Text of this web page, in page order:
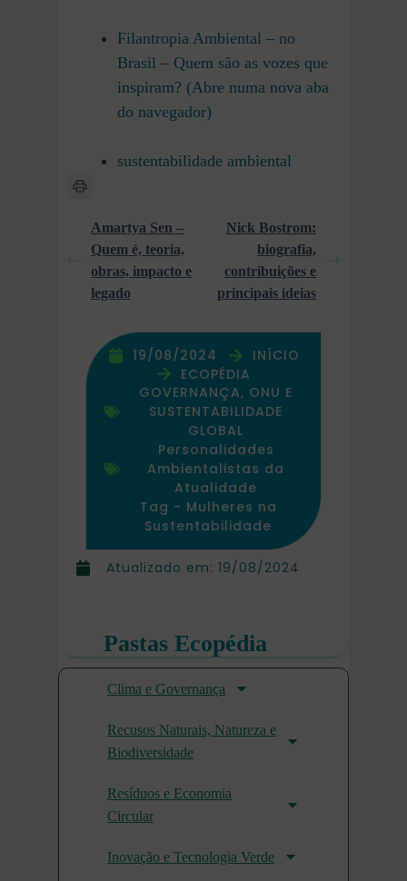
Atualizado em: 19/08/2024
Filantropia Ambiental – no
Brasil – Quem são as vozes que
inspiram? (Abre numa nova aba
do navegador)
sustentabilidade ambiental
Amartya Sen –
Quem é, teoria,
obras, impacto e
legado
Nick Bostrom:
biografia,
contribuições e
principais ideias
19/08/2024
INÍCIO
ECOPÉDIA
GOVERNANÇA, ONU E
SUSTENTABILIDADE
GLOBAL
Personalidades
Ambientalistas da
Atualidade
Tag - Mulheres na
Sustentabilidade
Pastas Ecopédia
Clima e Governança
Recusos Naturais, Natureza e
Biodiversidade
Resíduos e Economia
Circular
Inovação e Tecnologia Verde